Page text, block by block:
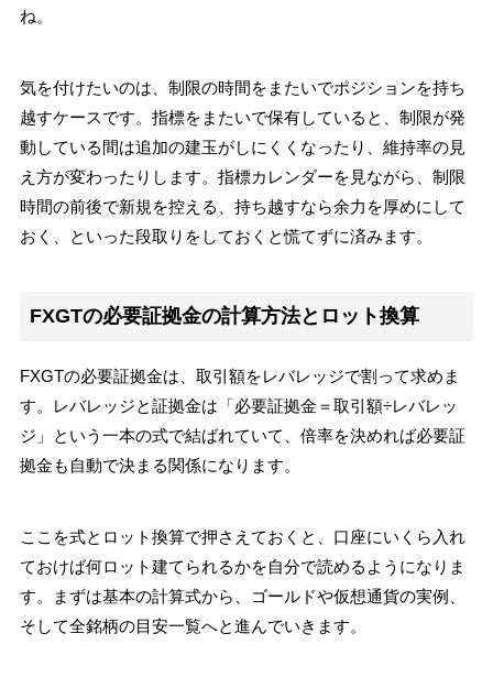
ね。
気を付けたいのは、制限の時間をまたいでポジションを持ち
越すケースです。指標をまたいで保有していると、制限が発
動している間は追加の建玉がしにくくなったり、維持率の見
え方が変わったりします。指標カレンダーを見ながら、制限
時間の前後で新規を控える、持ち越すなら余力を厚めにして
おく、といった段取りをしておくと慌てずに済みます。
FXGTの必要証拠金の計算方法とロット換算
FXGTの必要証拠金は、取引額をレバレッジで割って求めま
す。レバレッジと証拠金は「必要証拠金＝取引額÷レバレッ
ジ」という一本の式で結ばれていて、倍率を決めれば必要証
拠金も自動で決まる関係になります。
ここを式とロット換算で押さえておくと、口座にいくら入れ
ておけば何ロット建てられるかを自分で読めるようになりま
す。まずは基本の計算式から、ゴールドや仮想通貨の実例、
そして全銘柄の目安一覧へと進んでいきます。